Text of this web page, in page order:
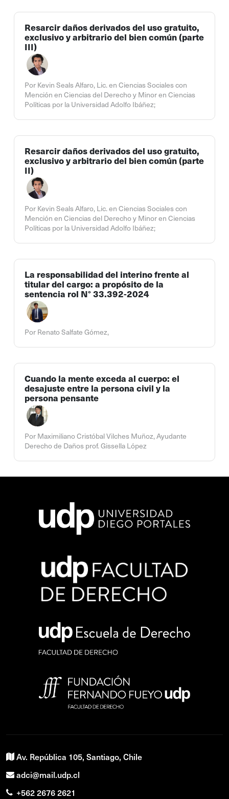
Resarcir daños derivados del uso gratuito,
exclusivo y arbitrario del bien común (parte
III)
Por Kevin Seals Alfaro, Lic. en Ciencias Sociales con
Mención en Ciencias del Derecho y Minor en Ciencias
Políticas por la Universidad Adolfo Ibáñez;
Resarcir daños derivados del uso gratuito,
exclusivo y arbitrario del bien común (parte
II)
Por Kevin Seals Alfaro, Lic. en Ciencias Sociales con
Mención en Ciencias del Derecho y Minor en Ciencias
Políticas por la Universidad Adolfo Ibáñez;
La responsabilidad del interino frente al
titular del cargo: a propósito de la
sentencia rol N° 33.392-2024
Por Renato Salfate Gómez,
Cuando la mente exceda al cuerpo: el
desajuste entre la persona civil y la
persona pensante
Por Maximiliano Cristóbal Vilches Muñoz, Ayudante
Derecho de Daños prof. Gissella López
Av. República 105, Santiago, Chile
adci@mail.udp.cl
+562 2676 2621